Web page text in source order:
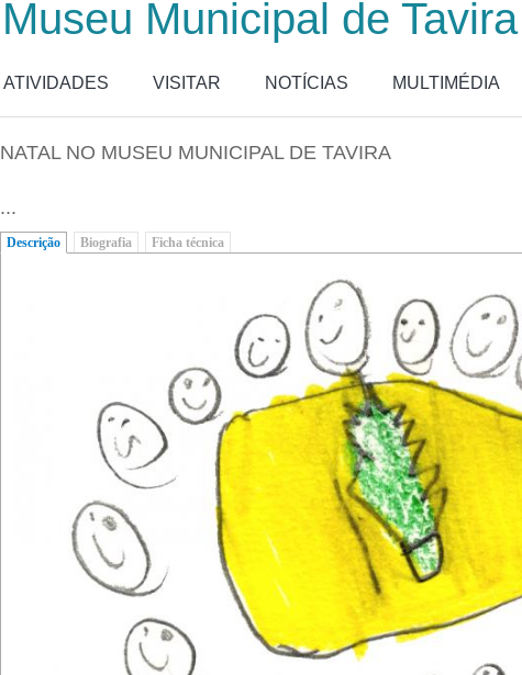
Museu Municipal de Tavira
ATIVIDADES VISITAR NOTÍCIAS MULTIMÉDIA
NATAL NO MUSEU MUNICIPAL DE TAVIRA
...
Descrição (separador ativo)
Biografia Ficha técnica